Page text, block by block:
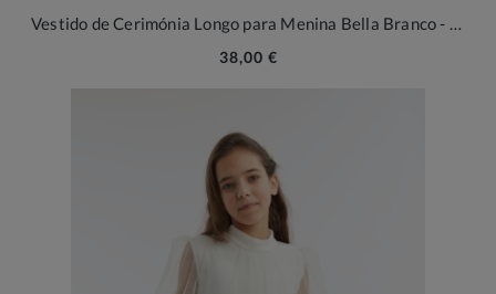
Vestido de Cerimónia Longo para Menina Bella Branco - Elegância Intemporal para Momentos Únicos
38,00 €